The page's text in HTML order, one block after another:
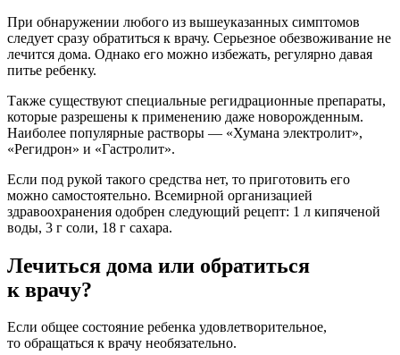
При обнаружении любого из вышеуказанных симптомов
следует сразу обратиться к врачу. Серьезное обезвоживание не
лечится дома. Однако его можно избежать, регулярно давая
питье ребенку.
Также существуют специальные регидрационные препараты,
которые разрешены к применению даже новорожденным.
Наиболее популярные растворы — «Хумана электролит»,
«Регидрон» и «Гастролит».
Если под рукой такого средства нет, то приготовить его
можно самостоятельно. Всемирной организацией
здравоохранения одобрен следующий рецепт: 1 л кипяченой
воды, 3 г соли, 18 г сахара.
Лечиться дома или обратиться
к врачу?
Если общее состояние ребенка удовлетворительное,
то обращаться к врачу необязательно.